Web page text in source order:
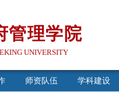
管理学院
UNIVERSITY
师资队伍 学科建设